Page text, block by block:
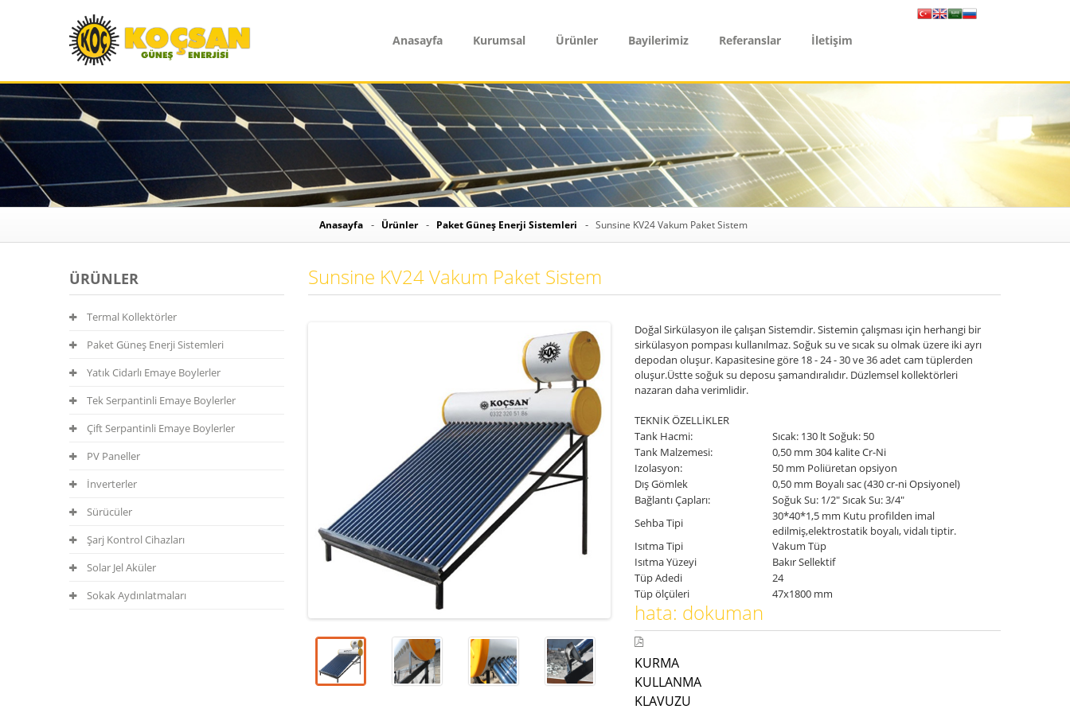
Anasayfa Kurumsal Ürünler Bayilerimiz Referanslar İletişim
Anasayfa Ürünler Paket Güneş Enerji Sistemleri Sunsine KV24 Vakum Paket Sistem
ÜRÜNLER
Termal Kollektörler
Paket Güneş Enerji Sistemleri
Yatık Cidarlı Emaye Boylerler
Tek Serpantinli Emaye Boylerler
Çift Serpantinli Emaye Boylerler
PV Paneller
İnverterler
Sürücüler
Şarj Kontrol Cihazları
Solar Jel Aküler
Sokak Aydınlatmaları
Sunsine KV24 Vakum Paket Sistem
Doğal Sirkülasyon ile çalışan Sistemdir. Sistemin çalışması için herhangi bir
sirkülasyon pompası kullanılmaz. Soğuk su ve sıcak su olmak üzere iki ayrı
depodan oluşur. Kapasitesine göre 18 - 24 - 30 ve 36 adet cam tüplerden
oluşur.Üstte soğuk su deposu şamandıralıdır. Düzlemsel kollektörleri
nazaran daha verimlidir.
TEKNİK ÖZELLİKLER
Tank Hacmi:
Sıcak: 130 lt Soğuk: 50
Tank Malzemesi:
0,50 mm 304 kalite Cr-Ni
Izolasyon:
50 mm Poliüretan opsiyon
Dış Gömlek
0,50 mm Boyalı sac (430 cr-ni Opsiyonel)
Bağlantı Çapları:
Soğuk Su: 1/2" Sıcak Su: 3/4"
Sehba Tipi
30*40*1,5 mm Kutu profilden imal
edilmiş,elektrostatik boyalı, vidalı tiptir.
Isıtma Tipi
Vakum Tüp
Isıtma Yüzeyi
Bakır Sellektif
Tüp Adedi
24
Tüp ölçüleri
47x1800 mm
hata: dokuman
KURMA
KULLANMA
KLAVUZU